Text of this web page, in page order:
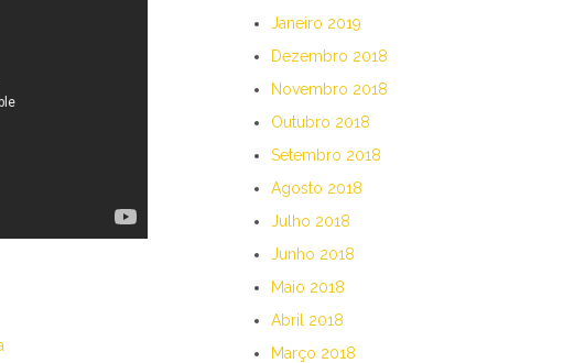
Janeiro 2019
Dezembro 2018
Novembro 2018
Outubro 2018
Setembro 2018
Agosto 2018
Julho 2018
Junho 2018
Maio 2018
Abril 2018
Março 2018